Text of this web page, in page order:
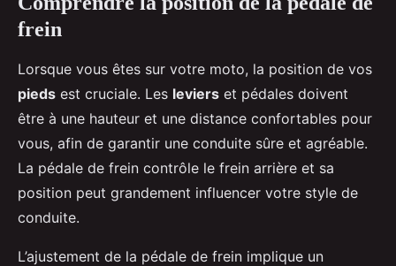
frein
Lorsque vous êtes sur votre moto, la position de vos
pieds est cruciale. Les leviers et pédales doivent
être à une hauteur et une distance confortables pour
vous, afin de garantir une conduite sûre et agréable.
La pédale de frein contrôle le frein arrière et sa
position peut grandement influencer votre style de
conduite.
L’ajustement de la pédale de frein implique un